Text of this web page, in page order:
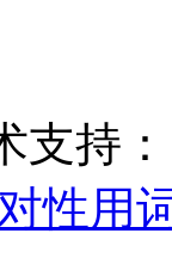
支持
性用